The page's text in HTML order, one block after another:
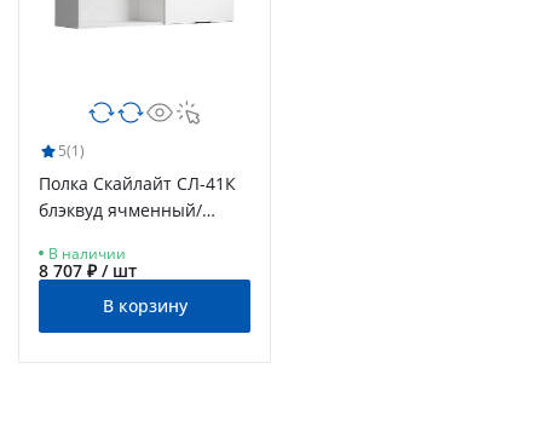
5(1)
Полка Скайлайт СЛ-41К
блэквуд ячменный/
В наличии
8 707 ₽ / шт
В корзину